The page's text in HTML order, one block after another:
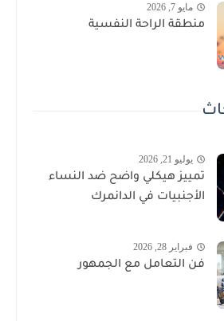
مايو 7, 2026
منطقة الراحة النفسية
يوليو 21, 2026
تمييز هيكلي واضح ضد النساء
الأجنبيات في الدانمرك
فبراير 28, 2026
فن التعامل مع الجمهور